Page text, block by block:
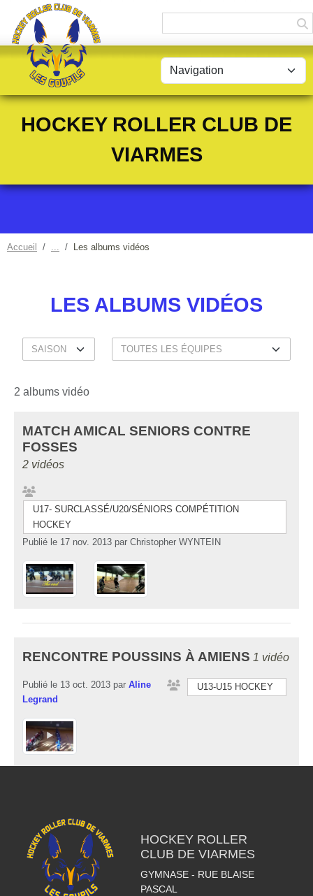
HOCKEY ROLLER CLUB DE
VIARMES
Accueil Les albums vidéos
LES ALBUMS VIDÉOS
2 albums vidéo
MATCH AMICAL SENIORS CONTRE
FOSSES
2 vidéos
U17- SURCLASSÉ/U20/SÉNIORS COMPÉTITION
HOCKEY
Publié le 17 nov. 2013 par Christopher WYNTEIN
RENCONTRE POUSSINS À AMIENS 1 vidéo
U13-U15 HOCKEY
Publié le 13 oct. 2013 par Aline
Legrand
HOCKEY ROLLER
CLUB DE VIARMES
GYMNASE - RUE BLAISE
PASCAL
Panneau de gestion des cookies